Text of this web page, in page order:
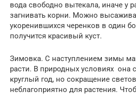
вода свободно вытекала, иначе у
загнивать корни. Можно
укоренившихся черенков в один
получится красивый куст.
Зимовка. С наступлением зимы
расти. В природных условиях она
круглый год, но сокращение
неблагоприятно для растения.